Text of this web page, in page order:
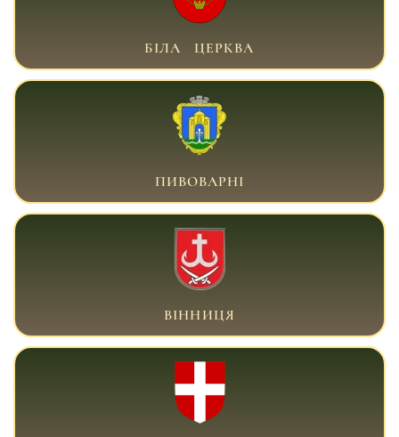
ВІЙСЬКОВИЙ АДВОКАТ БІЛА ЦЕРКВА
БІЛА ЦЕРКВА
ВІЙСЬКОВИЙ АДВОКАТ БРОВАРИ
ПИВОВАРНІ
ВІЙСЬКОВИЙ АДВОКАТ ВІННИЦЯ
ВІННИЦЯ
ВІЙСЬКОВИЙ АДВОКАТ ВОЛИНЬ